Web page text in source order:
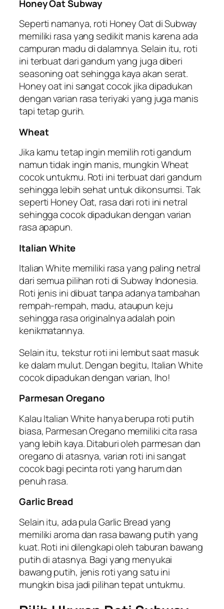
Honey Oat Subway
Seperti namanya, roti Honey Oat di Subway
memiliki rasa yang sedikit manis karena ada
campuran madu di dalamnya. Selain itu, roti
ini terbuat dari gandum yang juga diberi
seasoningoatsehingga kaya akan serat.
Honey oat ini sangat cocok jika dipadukan
dengan varian rasa teriyaki yang juga manis
tapi tetap gurih.
Wheat
Jika kamu tetap ingin memilih roti gandum
namun tidak ingin manis, mungkin Wheat
cocok untukmu. Roti ini terbuat dari gandum
sehingga lebih sehat untuk dikonsumsi. Tak
seperti Honey Oat, rasa dari roti ini netral
sehingga cocok dipadukan dengan varian
rasa apapun.
Italian White
Italian White memiliki rasa yang paling netral
dari semua pilihan roti di Subway Indonesia.
Roti jenis ini dibuat tanpa adanya tambahan
rempah-rempah, madu, ataupun keju
sehingga rasa originalnya adalah poin
kenikmatannya.
Selain itu, tekstur roti ini lembut saat masuk
ke dalam mulut. Dengan begitu, Italian White
cocok dipadukan dengan varian, lho!
Parmesan Oregano
Kalau Italian White hanya berupa roti putih
biasa, Parmesan Oregano memiliki cita rasa
yang lebih kaya. Ditaburi oleh parmesan dan
oregano di atasnya, varian roti ini sangat
cocok bagi pecinta roti yang harum dan
penuh rasa.
Garlic Bread
Selain itu, ada pula Garlic Bread yang
memiliki aroma dan rasa bawang putih yang
kuat. Roti ini dilengkapi oleh taburan bawang
putih di atasnya. Bagi yang menyukai
bawang putih, jenis roti yang satu ini
mungkin bisa jadi pilihan tepat untukmu.